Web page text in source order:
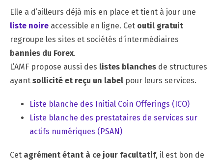
Elle a d’ailleurs déjà mis en place et tient à jour une
liste noire accessible en ligne. Cet outil gratuit
regroupe les sites et sociétés d’intermédiaires
bannies du Forex.
L’AMF propose aussi des listes blanches de structures
ayant sollicité et reçu un label pour leurs services.
Liste blanche des Initial Coin Offerings (ICO)
Liste blanche des prestataires de services sur
actifs numériques (PSAN)
Cet agrément étant à ce jour facultatif, il est bon de